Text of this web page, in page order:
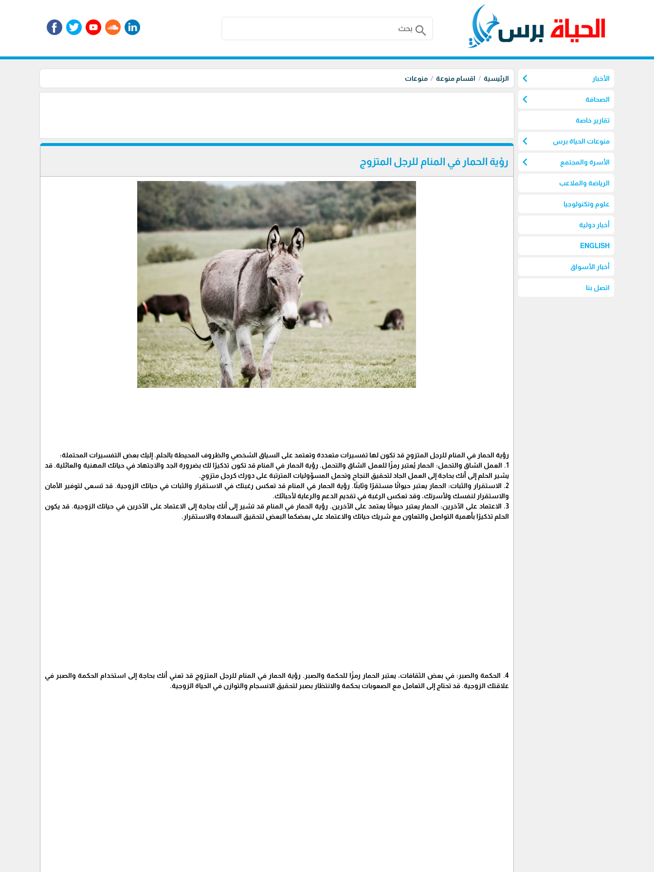
search
الأخبار chevron_left
الصحافة chevron_left
تقارير خاصة
منوعات الحياة برس chevron_left
الأسرة والمجتمع chevron_left
الرياضة والملاعب
علوم وتكنولوجيا
أخبار دولية
ENGLISH
أخبار الأسواق
اتصل بنا
الرئيسية اقسام منوعة منوعات
رؤية الحمار في المنام للرجل المتزوج
رؤية الحمار في المنام للرجل المتزوج قد تكون لها تفسيرات متعددة وتعتمد على السياق الشخصي والظروف المحيطة بالحلم. إليك بعض التفسيرات المحتملة:
1. العمل الشاق والتحمل: الحمار يُعتبر رمزًا للعمل الشاق والتحمل. رؤية الحمار في المنام قد تكون تذكيرًا لك بضرورة الجد والاجتهاد في حياتك المهنية والعائلية. قد
يشير الحلم إلى أنك بحاجة إلى العمل الجاد لتحقيق النجاح وتحمل المسؤوليات المترتبة على دورك كرجل متزوج.
2. الاستقرار والثبات: الحمار يعتبر حيوانًا مستقرًا وثابتًا. رؤية الحمار في المنام قد تعكس رغبتك في الاستقرار والثبات في حياتك الزوجية. قد تسعى لتوفير الأمان
والاستقرار لنفسك ولأسرتك، وقد تعكس الرغبة في تقديم الدعم والرعاية لأحبائك.
3. الاعتماد على الآخرين: الحمار يعتبر حيوانًا يعتمد على الآخرين. رؤية الحمار في المنام قد تشير إلى أنك بحاجة إلى الاعتماد على الآخرين في حياتك الزوجية. قد يكون
الحلم تذكيرًا بأهمية التواصل والتعاون مع شريك حياتك والاعتماد على بعضكما البعض لتحقيق السعادة والاستقرار.
4. الحكمة والصبر: في بعض الثقافات، يعتبر الحمار رمزًا للحكمة والصبر. رؤية الحمار في المنام للرجل المتزوج قد تعني أنك بحاجة إلى استخدام الحكمة والصبر في
علاقتك الزوجية. قد تحتاج إلى التعامل مع الصعوبات بحكمة والانتظار بصبر لتحقيق الانسجام والتوازن في الحياة الزوجية.